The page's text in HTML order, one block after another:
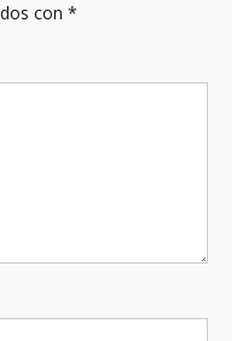
con *